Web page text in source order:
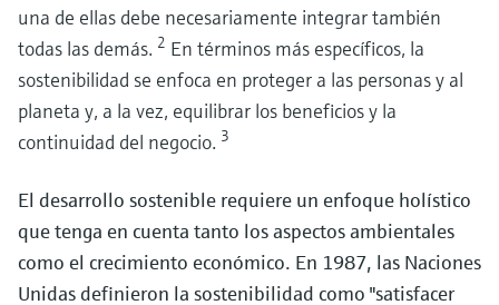
Maximice la eficiencia de su proceso de producción de
Descubra cómo una medición eficaz, allí donde realmente importa, puede
ayudarle a extraer y concentrar eficazmente los preciados minerales de las
baterías.
Instrumentación para la compresión y transporte seguro
eficiente del hidrógeno
Conozca nuestro innovador portafolio de productos para garantizar la
eficiencia en la compresión y transporte de hidrógeno.
Productos bioquímicos y economía circular: cómo
optimizar la cadena de valor biotecnológica
que están dando forma a la cadena de valor biotecnológica en la producción
de productos bioquímicos
una de ellas debe necesariamente integrar también
todas las demás. 2 En términos más específicos, la
sostenibilidad se enfoca en proteger a las personas y al
planeta y, a la vez, equilibrar los beneficios y la
continuidad del negocio. 3
El desarrollo sostenible requiere un enfoque holístico
que tenga en cuenta tanto los aspectos ambientales
como el crecimiento económico. En 1987, las Naciones
Unidas definieron la sostenibilidad como "satisfacer